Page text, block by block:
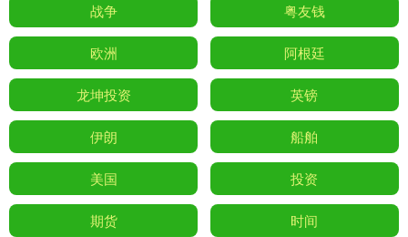
战争 粤友钱
欧洲 阿根廷
龙坤投资 英镑
伊朗 船舶
美国 投资
期货 时间